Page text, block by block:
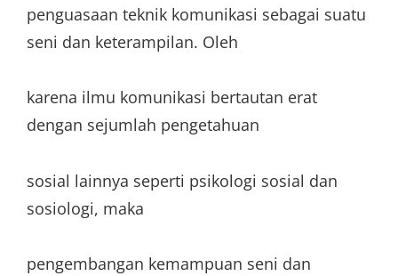
penguasaan teknik komunikasi sebagai suatu
seni dan keterampilan. Oleh
karena ilmu komunikasi bertautan erat
dengan sejumlah pengetahuan
sosial lainnya seperti psikologi sosial dan
sosiologi, maka
pengembangan kemampuan seni dan